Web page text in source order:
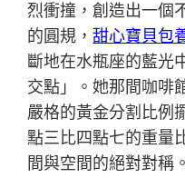
烈衝撞，創造出一個
的圓規，甜心寶貝包
斷地在水瓶座的藍光
交點」。她那間咖啡
嚴格的黃金分割比例
點三比四點七的重量
間與空間的絕對對稱